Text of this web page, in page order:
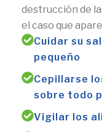
destrucción de
el caso que
Cuidar su
pequeño
Cepillarse
sobre todo
Vigilar los